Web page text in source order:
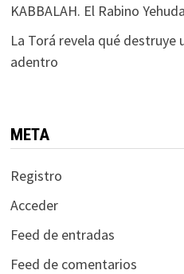
KABBALAH. El Rabino
La Torá revela qué destruye
adentro
META
Registro
Acceder
Feed de entradas
Feed de comentarios